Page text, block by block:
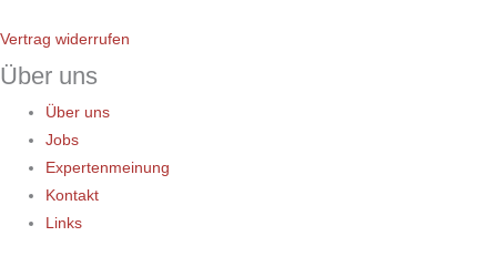
Vertrag widerrufen
Über uns
Über uns
Jobs
Expertenmeinung
Kontakt
Links